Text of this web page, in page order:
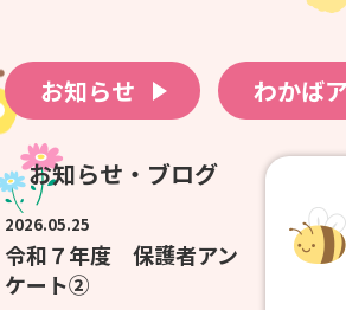
お知らせ わかば
お知らせ・ブログ
2026.05.25
令和７年度 保護者アン
ケート②